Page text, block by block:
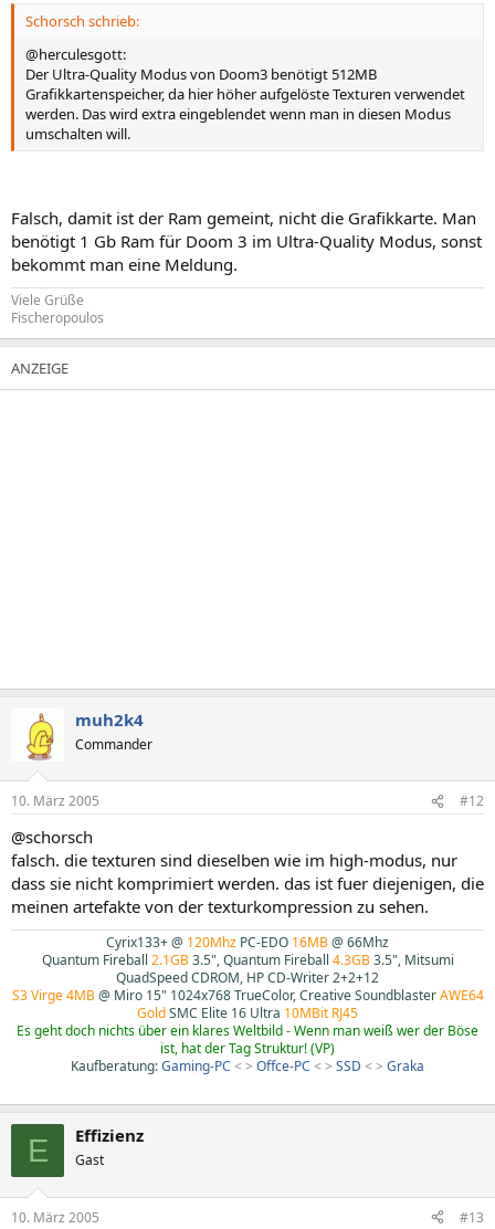
Schorsch schrieb:
@herculesgott:
Der Ultra-Quality Modus von Doom3 benötigt 512MB
Grafikkartenspeicher, da hier höher aufgelöste Texturen verwendet
werden. Das wird extra eingeblendet wenn man in diesen Modus
umschalten will.
Falsch, damit ist der Ram gemeint, nicht die Grafikkarte. Man
benötigt 1 Gb Ram für Doom 3 im Ultra-Quality Modus, sonst
bekommt man eine Meldung.
Viele Grüße
Fischeropoulos
muh2k4
Commander
10. März 2005 #12
@schorsch
falsch. die texturen sind dieselben wie im high-modus, nur
dass sie nicht komprimiert werden. das ist fuer diejenigen, die
meinen artefakte von der texturkompression zu sehen.
Cyrix133+ @ 120Mhz PC-EDO 16MB@ 66Mhz
Quantum Fireball 2.1GB3.5", Quantum Fireball 4.3GB3.5", Mitsumi
QuadSpeed CDROM, HP CD-Writer 2+2+12
S3 Virge 4MB@ Miro 15" 1024x768 TrueColor, Creative SoundblasterAWE64
GoldSMC Elite 16 Ultra 10MBit RJ45
Es geht doch nichts über ein klares Weltbild - Wenn man weiß wer der Böse
ist, hat der Tag Struktur! (VP)
Kaufberatung:Gaming-PC < > Offce-PC < > SSD < > Graka
E Effizienz
Gast
10. März 2005 #13